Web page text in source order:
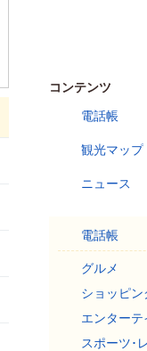
コンテンツ
電話帳
観光マップ
ニュース
電話帳
グルメ
ショッピン
エンターテ
スポーツ･